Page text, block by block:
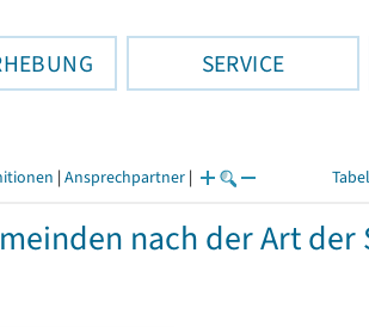
SERVICE
| Ansprechpartner |
nach der Art der